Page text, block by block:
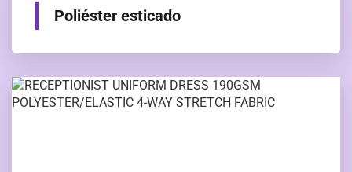
Poliéster esticado